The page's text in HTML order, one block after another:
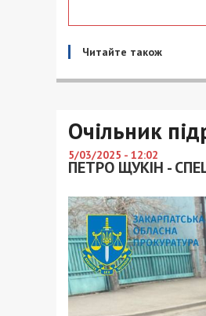
Читайте також
Очільник
5/03/2025 - 12:02
ПЕТРО ЩУКІН -